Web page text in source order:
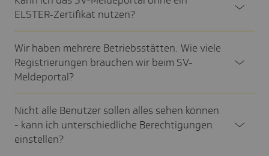
ELSTER-Zerti­fikat nutzen?
Wir haben mehrere Betriebs­stät­ten. Wie viele
Regis­trie­rungen brau­chen wir beim SV-
Melde­por­tal?
Nicht alle Benutzer sollen alles sehen können
- kann ich unter­schied­liche Berech­ti­gungen
einstel­len?